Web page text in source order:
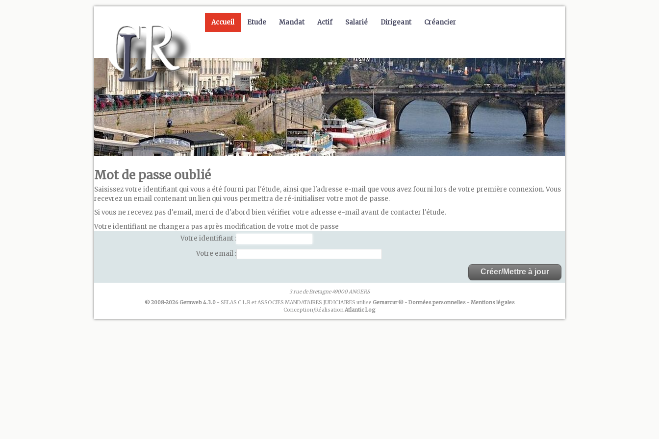
Accueil Etude Mandat Actif Salarié Dirigeant Créancier
Mot de passe oublié
Saisissez votre identifiant qui vous a été fourni par l'étude, ainsi que l'adresse e-mail que vous avez fourni lors de votre première connexion. Vous
recevrez un email contenant un lien qui vous permettra de ré-initialiser votre mot de passe.
Si vous ne recevez pas d'email, merci de d'abord bien vérifier votre adresse e-mail avant de contacter l'étude.
Votre identifiant ne changera pas après modification de votre mot de passe
Votre identifiant
Votre email
3 rue de Bretagne 49000 ANGERS
© 2008-2026 Gemweb 4.3.0- SELAS C.L.R et ASSOCIES MANDATAIRES JUDICIAIRES utilise Gemarcur ©- Données personnelles- Mentions légales
Conception/RéalisationAtlantic Log